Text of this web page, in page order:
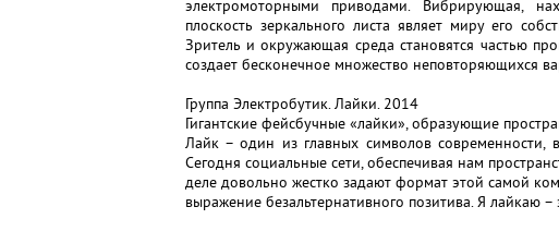
электромоторными приводами. Вибрирующая,
плоскость зеркального листа являет миру его
Зритель и окружающая среда становятся частью
создает бесконечное множество неповторяющихся
Группа Электробутик. Лайки. 2014
Гигантские фейсбучные «лайки», образующие
Лайк – один из главных символов современности,
Сегодня социальные сети, обеспечивая нам
деле довольно жестко задают формат этой самой
выражение безальтернативного позитива. Я лайкаю –